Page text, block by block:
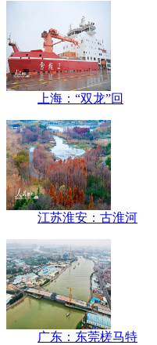
上海：“双龙”回
江苏淮安：古淮河
广东：东莞槎马特